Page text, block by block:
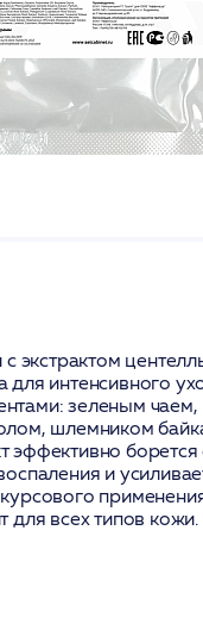
экстрактом
для интенсивного
зеленым
шлемником
борется
и
для всех типов кожи.